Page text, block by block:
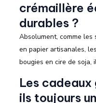
crémaillère
durables ?
Absolument, comme
en papier artisanales,
bougies en cire de
Les
ils toujours